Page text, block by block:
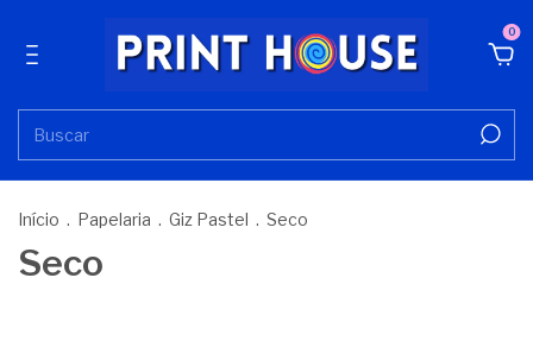
0
Início . Papelaria . Giz Pastel . Seco
Seco